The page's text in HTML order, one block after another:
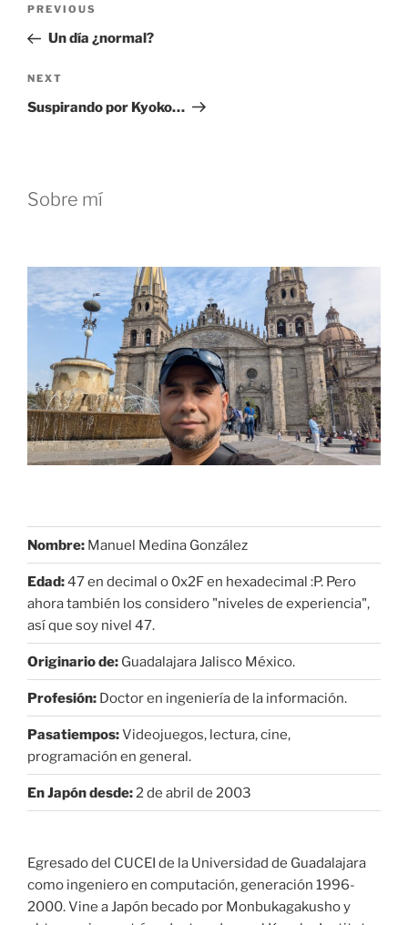
Previous
Post
PREVIOUS
Un día ¿normal?
Next
Post
NEXT
Suspirando por Kyoko…
Sobre mí
Nombre: Manuel Medina González
Edad:47 en decimal o 0x2F en hexadecimal :P. Pero
ahora también los considero "niveles de experiencia",
así que soy nivel 47.
Originario de: Guadalajara Jalisco México.
Profesión: Doctor en ingeniería de la información.
Pasatiempos:Videojuegos, lectura, cine,
programación en general.
En Japón desde:2 de abril de 2003
Egresado del CUCEI de la Universidad de Guadalajara
como ingeniero en computación, generación 1996-
2000. Vine a Japón becado por Monbukagakusho y